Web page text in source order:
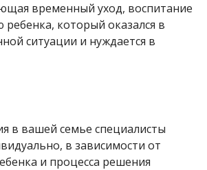
временный уход, воспитание
который оказался в
ситуации и нуждается в
в вашей семье специалисты
в зависимости от
и процесса решения